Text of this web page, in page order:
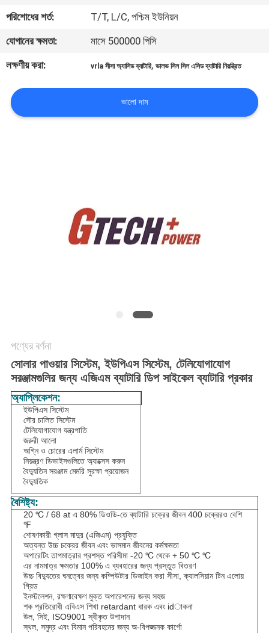
আমাদের
সাথে
যোগাযোগ
খবর
পরিশোধের শর্ত:
T/T, L/C, পশ্চিম ইউনিয়ন
যোগানের ক্ষমতা:
মাসে 500000 পিসি
লক্ষণীয় করা:
vrla সীসা অ্যাসিড ব্যাটারি,ভালভ সিল সিল এসিড ব্যাটারি নিয়ন্ত্রিত
ভালো দাম
পণ্যের বর্ণনা
সোলার পাওয়ার সিস্টেম, ইউপিএস সিস্টেম, টেলিযোগাযোগ
সরঞ্জামগুলির জন্য এজিএম ব্যাটারি ডিপ সাইকেল ব্যাটারি প্রকার
অ্যাপ্লিকেশন:
ইউপিএস সিস্টেম
সৌর চালিত সিস্টেম
টেলিযোগাযোগ যন্ত্রপাতি
জরুরী আলো
অগ্নি ও চোরের এলার্ম সিস্টেম
নিয়ন্ত্রণ ডিভাইসগুলিতে অ্যাক্সেস করুন
বৈদ্যুতিন সরঞ্জাম মেমরি সুরক্ষা প্রয়োজন
বৈদ্যুতিক
বৈশিষ্ট্য:
20 ℃ / 68 at এ 80% ডিওডি-তে ব্যাটারি চক্রের জীবন 400 চক্রেরও বেশি
℉
শোষণকারী গ্লাস মাদুর (এজিএম) প্রযুক্তি
অত্যন্ত উচ্চ চক্রের জীবন এবং ভাসমান জীবনের কর্মক্ষমতা
অপারেটিং তাপমাত্রার প্রশস্ত পরিসীমা -20 ℃ থেকে + 50 ℃ ℃
এর নামমাত্র ক্ষমতার 100% এ ব্যবহারের জন্য প্রস্তুত বিতরণ
উচ্চ বিদ্যুতের ঘনত্বের জন্য কম্পিউটার ডিজাইন করা সীসা, ক্যালসিয়াম টিন এলোয়
গ্রিড
ইনস্টলেশন, রক্ষণাবেক্ষণ মুক্ত অপারেশনের জন্য সহজ
শক প্রতিরোধী এবিএস শিখা retardant ধারক এবং idাকনা
উল, সিই, ISO9001 স্বীকৃত উপাদান
স্থল, সমুদ্র এবং বিমান পরিবহনের জন্য অ-বিপজ্জনক কার্গো